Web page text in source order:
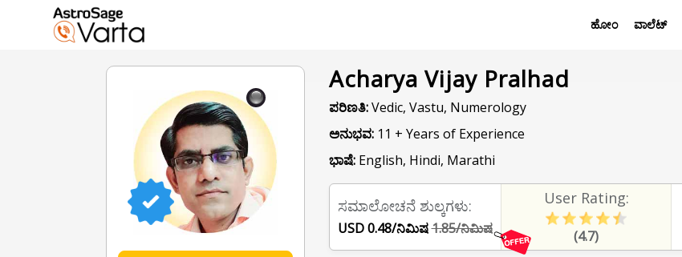
ಹೋಂ ವಾಲೆಟ್
Acharya Vijay Pralhad
ಪರಿಣತಿ:Vedic, Vastu, Numerology
ಅನುಭವ:11 + Years of Experience
ಭಾಷೆ:English, Hindi, Marathi
ಸಮಾಲೋಚನೆ ಶುಲ್ಕಗಳು:
USD 0.48/ನಿಮಿಷ1.85/ನಿಮಿಷ
User Rating:
(4.7)